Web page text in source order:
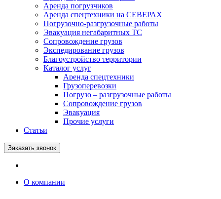
Аренда погрузчиков
Аренда спецтехники на СЕВЕРАХ
Погрузочно-разгрузочные работы
Эвакуация негабаритных ТС
Сопровождение грузов
Экспедирование грузов
Благоустройство территории
Каталог услуг
Аренда спецтехники
Грузоперевозки
Погрузо – разгрузочные работы
Сопровождение грузов
Эвакуация
Прочие услуги
Статьи
Заказать звонок
О компании